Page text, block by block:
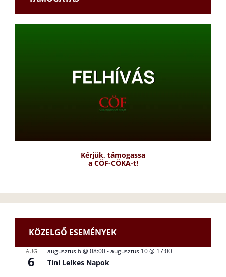
Kérjük, támogassa
a CÖF-CÖKA-t!
KÖZELGŐ ESEMÉNYEK
AUG
6
augusztus 6 @ 08:00-augusztus 10 @ 17:00
Tini Lelkes Napok